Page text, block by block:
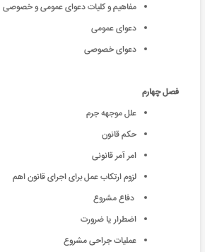
مفاهیم و کلیات دعوای عمومی و خصوصی
دعوای عمومی
دعوای خصوصی
فصل چهارم
علل موجهه جرم
حکم قانون
امر آمر قانونی
لزوم ارتکاب عمل برای اجرای قانون اهم
دفاع مشروع
اضطرار یا ضرورت
عملیات جراحی مشروع